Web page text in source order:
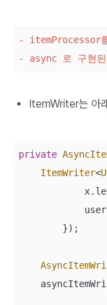
- itemProcessor
- async 로 구현
ItemWriter는 아
private
ItemWriter<
        });